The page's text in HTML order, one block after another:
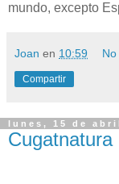
mundo, excepto
Joan en 10:59
Compartir
lunes, 15 de
Cugatnatura